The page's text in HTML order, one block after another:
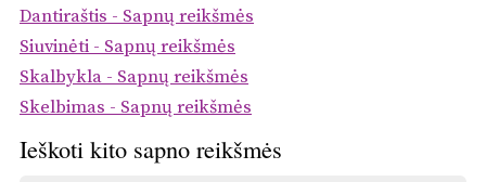
Dantiraštis - Sapnų reikšmės
Siuvinėti - Sapnų reikšmės
Skalbykla - Sapnų reikšmės
Skelbimas - Sapnų reikšmės
Ieškoti kito sapno reikšmės